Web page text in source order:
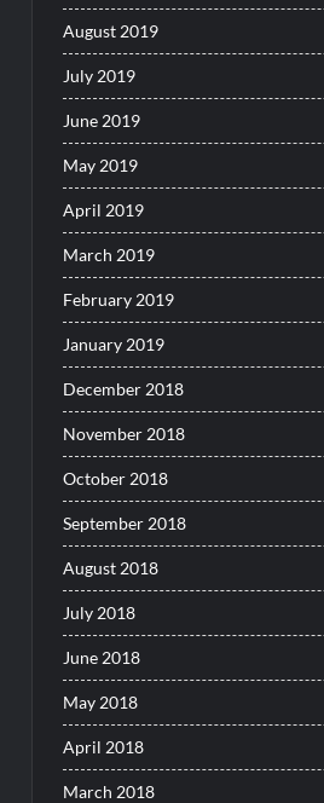
August 2019
July 2019
June 2019
May 2019
April 2019
March 2019
February 2019
January 2019
December 2018
November 2018
October 2018
September 2018
August 2018
July 2018
June 2018
May 2018
April 2018
March 2018